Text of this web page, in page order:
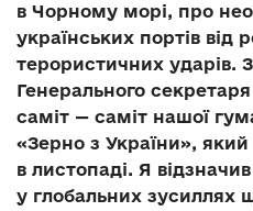
в Чорному морі, про
українських портів від
терористичних ударів.
Генерального
саміт — саміт нашої
«Зерно з України», який
в листопаді. Я
у глобальних